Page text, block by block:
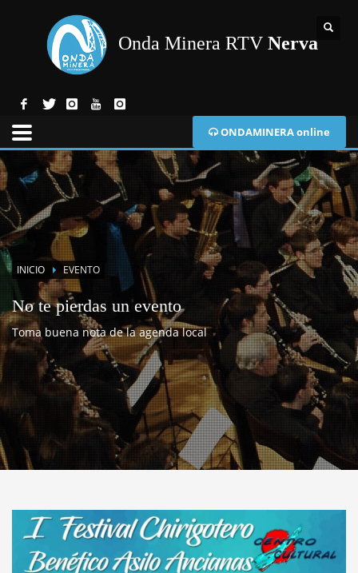
Onda Minera RTV Nerva
ONDAMINERA online
INICIO EVENTO
No te pierdas un evento
Toma buena nota de la agenda local